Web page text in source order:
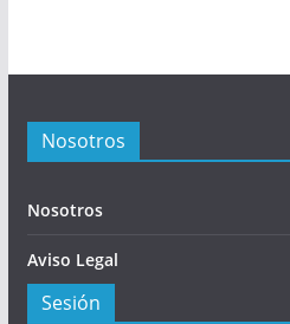
Nosotros
Nosotros
Aviso Legal
Sesión